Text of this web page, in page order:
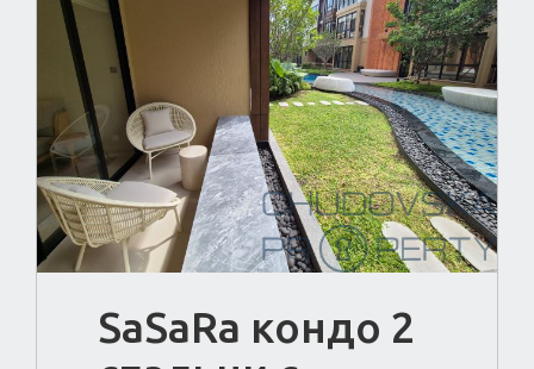
SaSaRa кондо 2